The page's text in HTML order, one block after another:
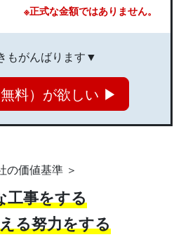
※正式な金額ではありません。
もがんばります▼
料）が欲しい ▶
の価値基準 ＞
工事をする
る努力をする